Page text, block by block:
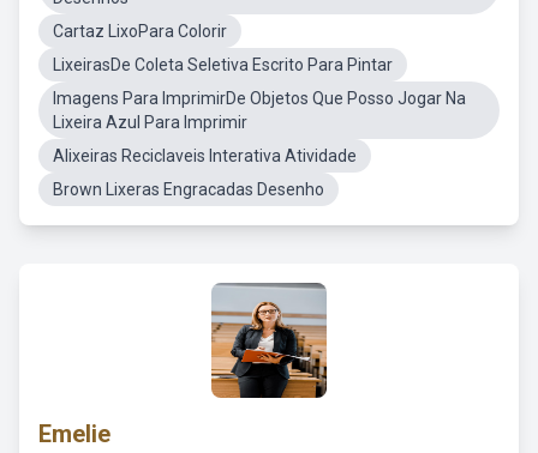
Cartaz LixoPara Colorir
LixeirasDe Coleta Seletiva Escrito Para Pintar
Imagens Para ImprimirDe Objetos Que Posso Jogar Na
Lixeira Azul Para Imprimir
Alixeiras Reciclaveis Interativa Atividade
Brown Lixeras Engracadas Desenho
Emelie